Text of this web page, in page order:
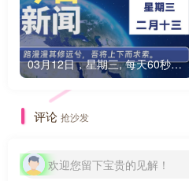
03月12日，星期三, 每天60秒读懂全世界！
评论 抢沙发
欢迎您留下宝贵的见解！